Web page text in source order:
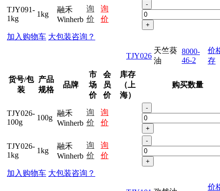
TJY091-
1kg
1kg
融禾
Winherb
询
价
询
价
-
+
加入购物车 大包装咨询？
TJY026
天竺葵
油
8000-
46-2
价
存
货号/包
装
产品
规格
品牌
市
场
价
会
员
价
库存
（上
海）
购买数量
TJY026-
100g
100g
融禾
Winherb
询
价
询
价
-
+
TJY026-
1kg
1kg
融禾
Winherb
询
价
询
价
-
+
加入购物车 大包装咨询？
价